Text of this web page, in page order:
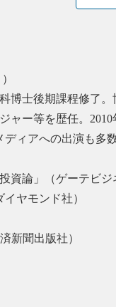
博士後期課程修了
ャー等を歴任。
ィアへの出演も多数
論」（ゲーテビジ
ヤモンド社）
聞出版社）